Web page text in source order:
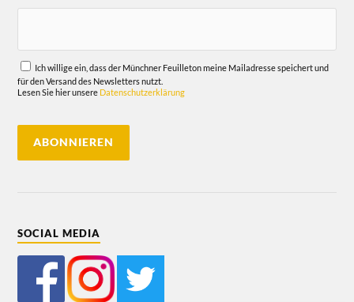
Ich willige ein, dass der Münchner Feuilleton meine Mailadresse speichert und
für den Versand des Newsletters nutzt.
Lesen Sie hier unsere Datenschutzerklärung
SOCIAL MEDIA